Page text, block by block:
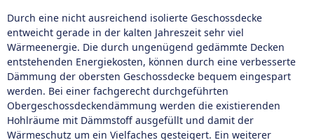
Durch eine nicht ausreichend isolierte Geschossdecke
entweicht gerade in der kalten Jahreszeit sehr viel
Wärmeenergie. Die durch ungenügend gedämmte Decken
entstehenden Energiekosten, können durch eine verbesserte
Dämmung der obersten Geschossdecke bequem eingespart
werden. Bei einer fachgerecht durchgeführten
Obergeschossdeckendämmung werden die existierenden
Hohlräume mit Dämmstoff ausgefüllt und damit der
Wärmeschutz um ein Vielfaches gesteigert. Ein weiterer